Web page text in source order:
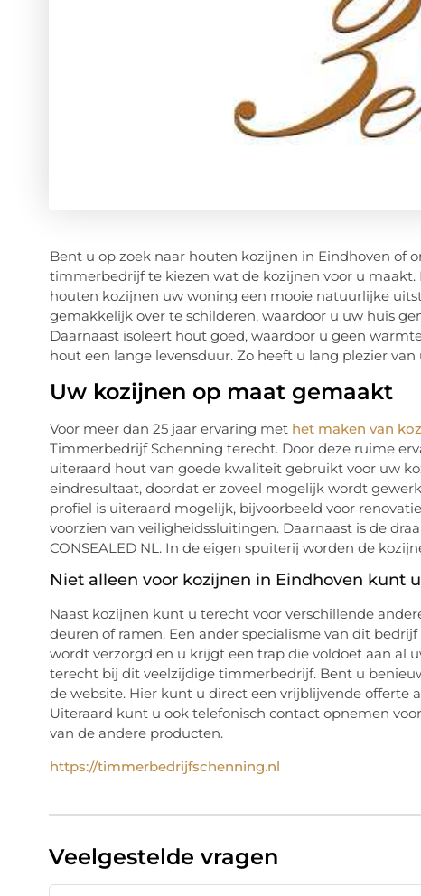
Bent u op zoek naar houten kozijnen in Eindhoven of
timmerbedrijf te kiezen wat de kozijnen voor u
houten kozijnen uw woning een mooie natuurlijke
gemakkelijk over te schilderen, waardoor u uw huis
Daarnaast isoleert hout goed, waardoor u geen
hout een lange levensduur. Zo heeft u lang plezier
Uw kozijnen op maat gemaakt
Voor meer dan 25 jaar ervaring met het maken van
Timmerbedrijf Schenning terecht. Door deze ruime
uiteraard hout van goede kwaliteit gebruikt voor uw
eindresultaat, doordat er zoveel mogelijk wordt
profiel is uiteraard mogelijk, bijvoorbeeld voor
voorzien van veiligheidssluitingen. Daarnaast is de
CONSEALED NL. In de eigen spuiterij worden de
Niet alleen voor kozijnen in Eindhoven kunt
Naast kozijnen kunt u terecht voor verschillende
deuren of ramen. Een ander specialisme van dit
wordt verzorgd en u krijgt een trap die voldoet aan al
terecht bij dit veelzijdige timmerbedrijf. Bent u
de website. Hier kunt u direct een vrijblijvende offerte
Uiteraard kunt u ook telefonisch contact opnemen
van de andere producten.
https://timmerbedrijfschenning.nl
Veelgestelde vragen